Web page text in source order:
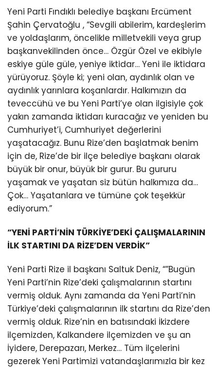
Yeni Parti Fındıklı belediye başkanı Ercüment
Şahin Çervatoğlu , “Sevgili abilerim, kardeşlerim
ve yoldaşlarım, öncelikle milletvekili veya grup
başkanvekilinden önce… Özgür Özel ve ekibiyle
eskiye güle güle, yeniye iktidar… Yeni ile iktidara
yürüyoruz. Şöyle ki; yeni olan, aydınlık olan ve
aydınlık yarınlara koşanlardır. Halkımızın da
teveccühü ve bu Yeni Parti’ye olan ilgisiyle çok
yakın zamanda iktidarı kuracağız ve yeniden bu
Cumhuriyet’i, Cumhuriyet değerlerini
yaşatacağız. Bunu Rize’den başlatmak benim
için de, Rize’de bir ilçe belediye başkanı olarak
büyük bir onur, büyük bir gurur. Bu gururu
yaşamak ve yaşatan siz bütün halkımıza da…
Çok… Yaşatanlara ve tümüne çok teşekkür
ediyorum.”
“YENİ PARTİ’NİN TÜRKİYE’DEKİ ÇALIŞMALARININ
İLK STARTINI DA RİZE’DEN VERDİK”
Yeni Parti Rize il başkanı Saltuk Deniz, “”Bugün
Yeni Parti’nin Rize’deki çalışmalarının startını
vermiş olduk. Aynı zamanda da Yeni Parti’nin
Türkiye’deki çalışmalarının ilk startını da Rize’den
vermiş olduk. Rize’nin en batısındaki İkizdere
ilçemizden, Kalkandere ilçemizden ve şu an
İyidere, Derepazarı, Merkez… Tüm ilçelerini
gezerek Yeni Partimizi vatandaşlarımızla bir kez